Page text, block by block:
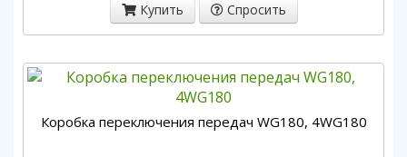
Купить Спросить
Коробка переключения передач WG180, 4WG180